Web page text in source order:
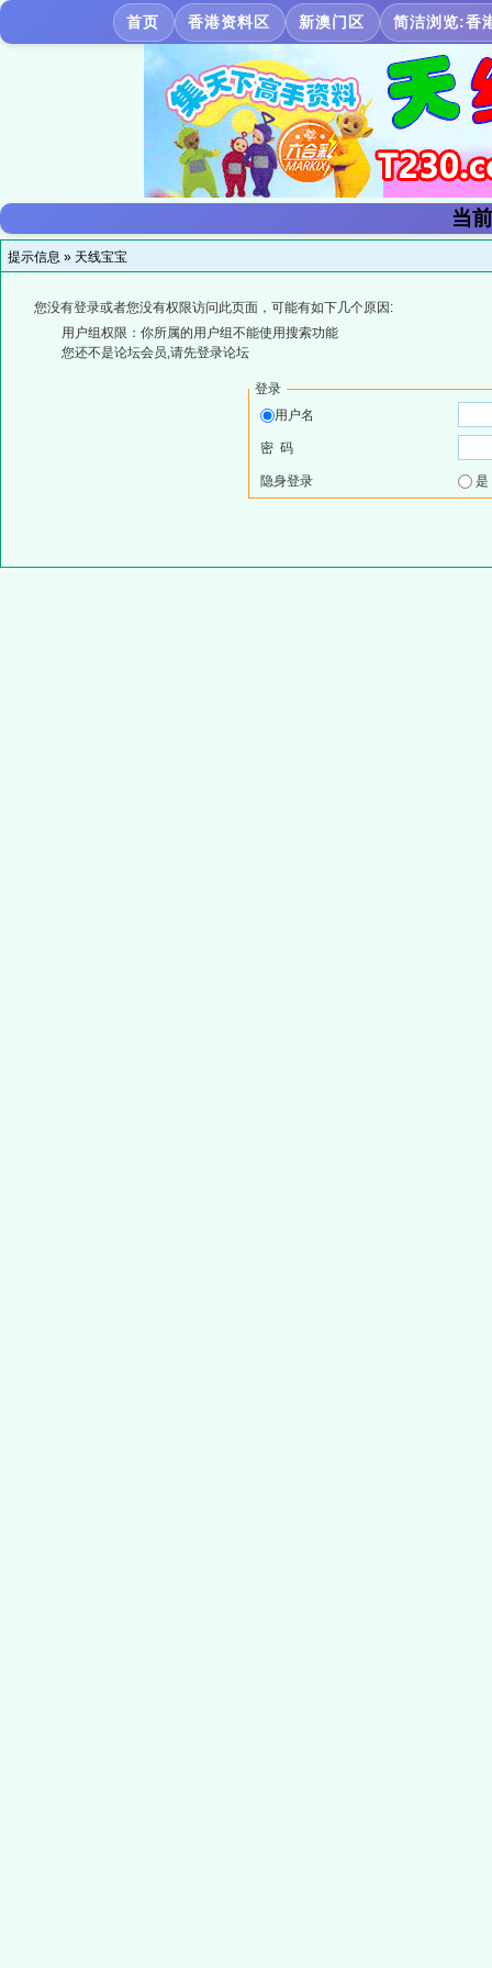
首页 香港资料区 新澳门区 简洁浏览:香
当
提示信息 » 天线宝宝
您没有登录或者您没有权限访问此页面，可能有如下几个原因:
用户组权限：你所属的用户组不能使用搜索功能
您还不是论坛会员,请先登录论坛
登录
用户名
密 码
隐身登录